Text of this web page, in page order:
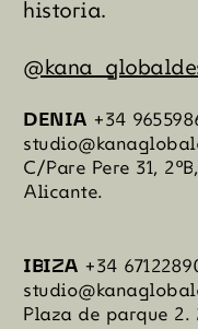
historia.
DENIA +34
C/Pare Pere 31,
Alicante.
IBIZA +34
Plaza de parque 2.